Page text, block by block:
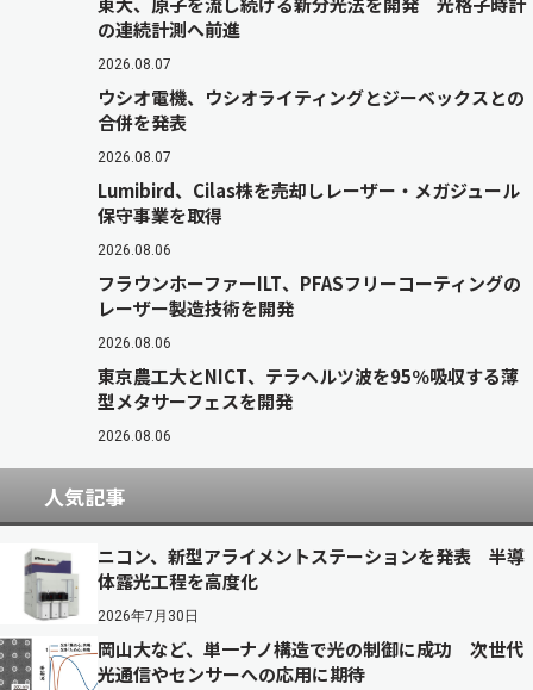
の連続計測へ前進
2026.08.07
ウシオ電機、ウシオライティングとジーベックスとの
合併を発表
2026.08.07
Lumibird、Cilas株を売却しレーザー・メガジュール
保守事業を取得
2026.08.06
フラウンホーファーILT、PFASフリーコーティングの
レーザー製造技術を開発
2026.08.06
東京農工大とNICT、テラヘルツ波を95％吸収する薄
型メタサーフェスを開発
2026.08.06
人気記事
ニコン、新型アライメントステーションを発表 半導
体露光工程を高度化
2026年7月30日
岡山大など、単一ナノ構造で光の制御に成功 次世代
光通信やセンサーへの応用に期待